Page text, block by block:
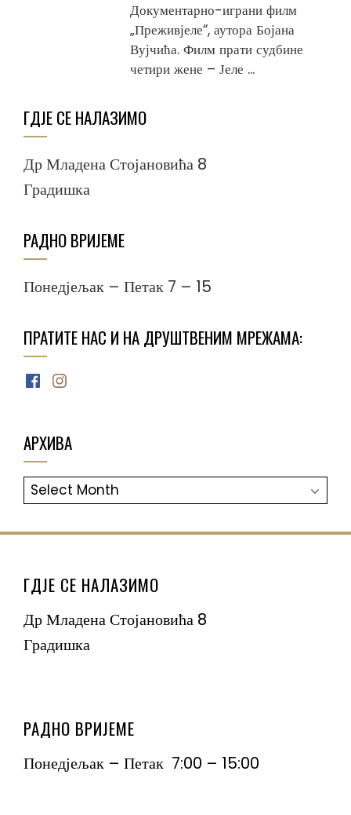
Документарно-играни филм
„Преживјеле“, аутора Бојана
Вујчића. Филм прати судбине
четири жене – Јеле ...
ГДЈЕ СЕ НАЛАЗИМО
Др Младена Стојановића 8
Градишка
РАДНО ВРИЈЕМЕ
Понедјељак – Петак 7 – 15
ПРАТИТЕ НАС И НА ДРУШТВЕНИМ МРЕЖАМА:
Facebook
Instagram
АРХИВА
АРХИВА
ГДЈЕ СЕ НАЛАЗИМО
Др Младена Стојановића 8
Градишка
РАДНО ВРИЈЕМЕ
Понедјељак – Петак 7:00 – 15:00